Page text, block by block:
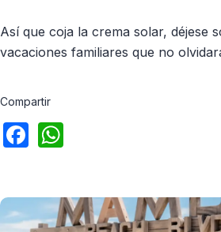
Así que coja la crema solar, déjese
vacaciones familiares que no
Compartir